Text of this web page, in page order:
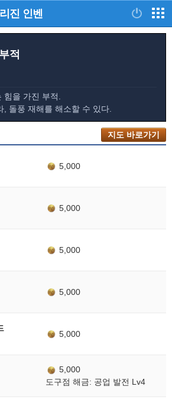
진 인벤
적
을 가진 부적.
돌풍 재해를 해소할 수 있다.
지도 바로가기
5,000
5,000
5,000
5,000
5,000
5,000
도구점 해금: 공업 발전 Lv4